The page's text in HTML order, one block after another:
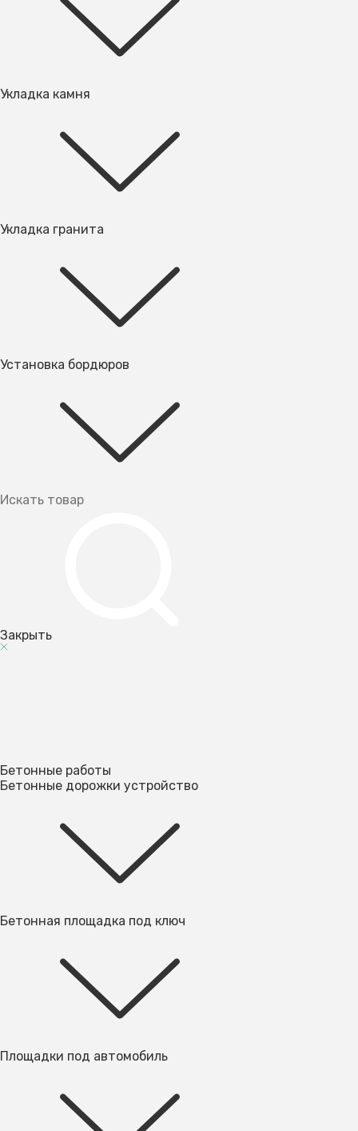
Укладка камня
Укладка гранита
Установка бордюров
Закрыть
Бетонные работы
Бетонные дорожки устройство
Бетонная площадка под ключ
Площадки под автомобиль